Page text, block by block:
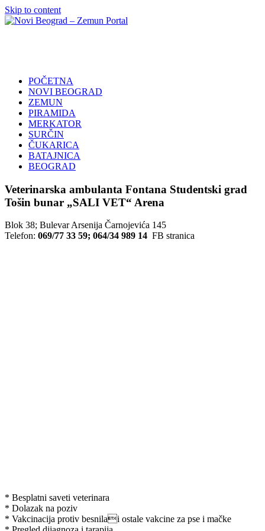
Skip to content
Portal
POČETNA
NOVI BEOGRAD
ZEMUN
PIRAMIDA
MERKATOR
SURČIN
ČUKARICA
BATAJNICA
BEOGRAD
Veterinarska ambulanta Fontana Studentski grad
Tošin bunar „SALI VET“ Arena
Blok 38; Bulevar Arsenija Čarnojevića 145
Telefon: 069/77 33 59; 064/34 989 14 FB stranica
* Besplatni saveti veterinara
* Dolazak na poziv
* Vakcinacija protiv besnilai ostale vakcine za pse i mačke